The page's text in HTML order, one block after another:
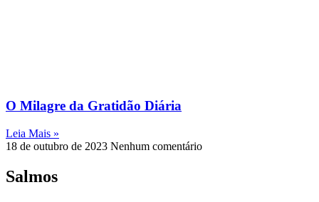
O Milagre da Gratidão Diária
Leia Mais »
18 de outubro de 2023 Nenhum comentário
Salmos